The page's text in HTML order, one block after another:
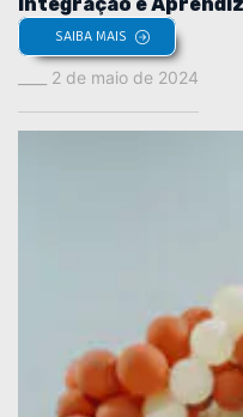
SAIBA MAIS
2 de maio de 2024